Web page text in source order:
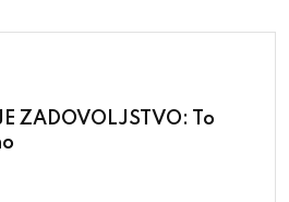
ZADOVOLJSTVO: To